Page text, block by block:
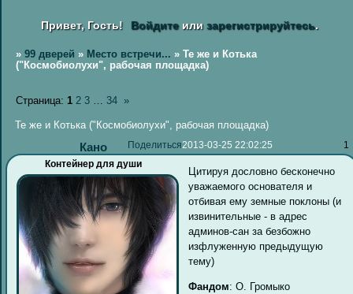
Привет, Гость! Войдитеили зарегистрируйтесь.
» 99 дверей » Место встречи... » Те же и Котька
("Космобиолухи", рабочая площадка)
Те же и Котька ("Космобиолухи", рабочая площадка)
Страница: 1 2 3 … 34 »
Поделиться 1
2013-03-25 22:02:25
Кано
Контейнер для души
Цитируя дословно бесконечно
уважаемого основателя и
отбивая ему земные поклоны (и
извинительные - в адрес
админов-сан за безбожно
изфлуженную предыдущую
тему)
Фандом: О. Громыко